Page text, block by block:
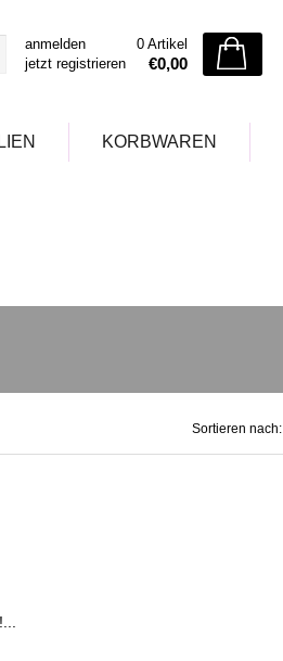
anmelden
jetzt registrieren
0 Artikel
€0,00
KORBWAREN
Sortieren nach: